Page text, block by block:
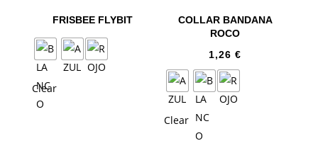
FRISBEE FLYBIT
Clear
COLLAR BANDANA
ROCO
1,26€
Clear